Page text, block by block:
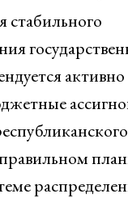
стабильного
активно